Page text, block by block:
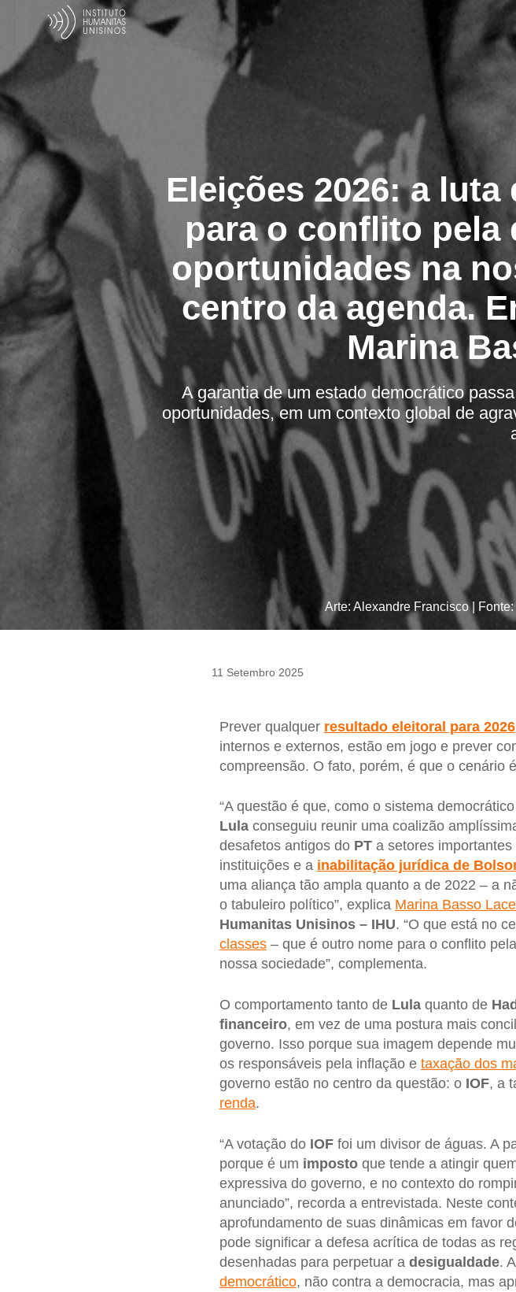
Eleições 2026: a
para o conflito pela
oportunidades na
centro da agenda.
Marina
A garantia de um estado democrático
oportunidades, em um contexto global de
Arte: Alexandre Francisco |
11 Setembro 2025
Prever qualquer resultado eleitoral para 2026
internos e externos, estão em jogo e prever
compreensão. O fato, porém, é que o cenário
“A questão é que, como o sistema
Lulaconseguiu reunir uma coalizão
desafetos antigos do PTa setores importantes
instituições e a inabilitação jurídica de
uma aliança tão ampla quanto a de 2022 – a
o tabuleiro político”, explica Marina Basso
Humanitas Unisinos – IHU. “O que está no
classes– que é outro nome para o conflito
nossa sociedade”, complementa.
O comportamento tanto de Lulaquanto de
financeiro, em vez de uma postura mais
governo. Isso porque sua imagem depende
os responsáveis pela inflação e taxação dos
governo estão no centro da questão: o IOF, a
renda.
“A votação do IOFfoi um divisor de águas. A
porque é um impostoque tende a atingir
expressiva do governo, e no contexto do
anunciado”, recorda a entrevistada. Neste
aprofundamento de suas dinâmicas em favor
pode significar a defesa acrítica de todas as
desenhadas para perpetuar a desigualdade.
democrático, não contra a democracia, mas